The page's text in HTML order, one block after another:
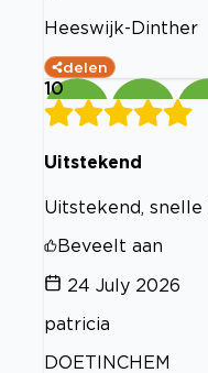
Heeswijk-Dinther
delen
10
Uitstekend
Uitstekend,
Beveelt aan
24 July 2026
patricia
DOETINCHEM